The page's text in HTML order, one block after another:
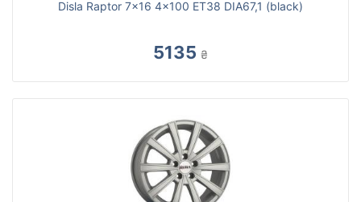
Disla Raptor 7x16 4x100 ET38 DIA67,1 (black)
5135 ₴